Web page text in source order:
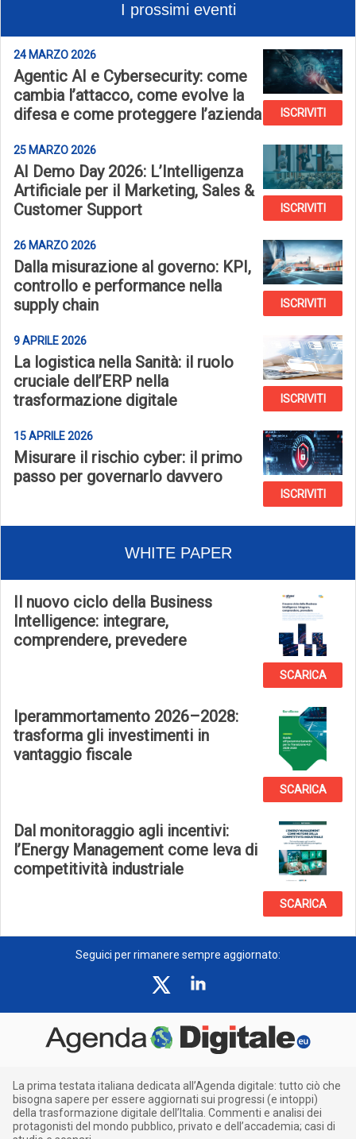
I prossimi eventi
24 MARZO 2026
Agentic AI e Cybersecurity: come
cambia l’attacco, come evolve la
difesa e come proteggere l’azienda
ISCRIVITI
25 MARZO 2026
AI Demo Day 2026: L’Intelligenza
Artificiale per il Marketing, Sales &
Customer Support
ISCRIVITI
26 MARZO 2026
Dalla misurazione al governo: KPI,
controllo e performance nella
supply chain
ISCRIVITI
9 APRILE 2026
La logistica nella Sanità: il ruolo
cruciale dell’ERP nella
trasformazione digitale
ISCRIVITI
15 APRILE 2026
Misurare il rischio cyber: il primo
passo per governarlo davvero
ISCRIVITI
WHITE PAPER
Il nuovo ciclo della Business
Intelligence: integrare,
comprendere, prevedere
SCARICA
Iperammortamento 2026–2028:
trasforma gli investimenti in
vantaggio fiscale
SCARICA
Dal monitoraggio agli incentivi:
l’Energy Management come leva di
competitività industriale
SCARICA
Seguici per rimanere sempre aggiornato:
La prima testata italiana dedicata all’Agenda digitale: tutto ciò che
bisogna sapere per essere aggiornati sui progressi (e intoppi)
della trasformazione digitale dell’Italia. Commenti e analisi dei
protagonisti del mondo pubblico, privato e dell’accademia; casi di